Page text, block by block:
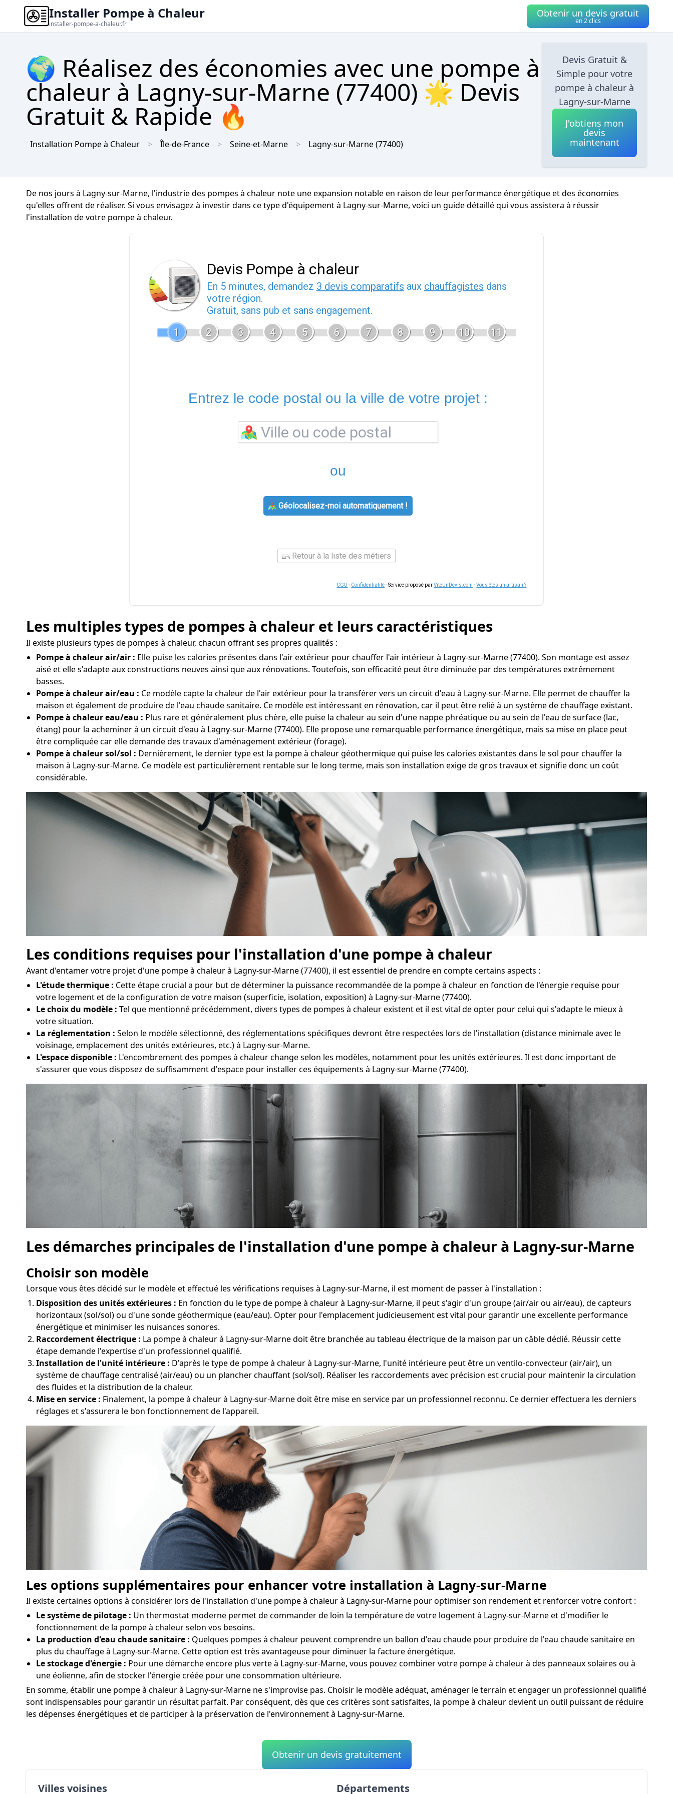
Installer Pompe à Chaleur
installer-pompe-a-chaleur.fr
Obtenir un devis gratuit
en 2 clics
🌍 Réalisez des économies avec une pompe à
chaleur à Lagny-sur-Marne (77400) 🌟 Devis
Gratuit & Rapide 🔥
Installation Pompe à Chaleur Île-de-France Seine-et-Marne Lagny-sur-Marne(77400)
Devis Gratuit &
Simple pour votre
pompe à chaleur à
Lagny-sur-Marne
J'obtiens mon
devis
maintenant
De nos jours à Lagny-sur-Marne, l'industrie des pompes à chaleur note une expansion notable en raison de leur performance énergétique et des économies
qu'elles offrent de réaliser. Si vous envisagez à investir dans ce type d'équipement à Lagny-sur-Marne, voici un guide détaillé qui vous assistera à réussir
l'installation de votre pompe à chaleur.
Devis Pompe à chaleur
En 5 minutes, demandez 3 devis comparatifs aux chauffagistes dans
votre région.
Gratuit, sans pub et sans engagement.
1
2 3 4 5 6 7 8 9 10 11
Entrez le code postal ou la ville de votre projet :
ou
Géolocalisez-moi automatiquement !
Retour à la liste des métiers
CGU - Confidentialité- Service proposé parViteUnDevis.com -Vous êtes un artisan ?
Les multiples types de pompes à chaleur et leurs caractéristiques
Il existe plusieurs types de pompes à chaleur, chacun offrant ses propres qualités :
Pompe à chaleur air/air : Elle puise les calories présentes dans l'air extérieur pour chauffer l'air intérieur à Lagny-sur-Marne (77400). Son montage est assez
aisé et elle s'adapte aux constructions neuves ainsi que aux rénovations. Toutefois, son efficacité peut être diminuée par des températures extrêmement
basses.
Pompe à chaleur air/eau : Ce modèle capte la chaleur de l'air extérieur pour la transférer vers un circuit d'eau à Lagny-sur-Marne. Elle permet de chauffer la
maison et également de produire de l'eau chaude sanitaire. Ce modèle est intéressant en rénovation, car il peut être relié à un système de chauffage existant.
Pompe à chaleur eau/eau : Plus rare et généralement plus chère, elle puise la chaleur au sein d'une nappe phréatique ou au sein de l'eau de surface (lac,
étang) pour la acheminer à un circuit d'eau à Lagny-sur-Marne (77400). Elle propose une remarquable performance énergétique, mais sa mise en place peut
être compliquée car elle demande des travaux d'aménagement extérieur (forage).
Pompe à chaleur sol/sol : Dernièrement, le dernier type est la pompe à chaleur géothermique qui puise les calories existantes dans le sol pour chauffer la
maison à Lagny-sur-Marne. Ce modèle est particulièrement rentable sur le long terme, mais son installation exige de gros travaux et signifie donc un coût
considérable.
Les conditions requises pour l'installation d'une pompe à chaleur
Avant d'entamer votre projet d'une pompe à chaleur à Lagny-sur-Marne (77400), il est essentiel de prendre en compte certains aspects :
L'étude thermique : Cette étape crucial a pour but de déterminer la puissance recommandée de la pompe à chaleur en fonction de l'énergie requise pour
votre logement et de la configuration de votre maison (superficie, isolation, exposition) à Lagny-sur-Marne (77400).
Le choix du modèle : Tel que mentionné précédemment, divers types de pompes à chaleur existent et il est vital de opter pour celui qui s'adapte le mieux à
votre situation.
La réglementation : Selon le modèle sélectionné, des réglementations spécifiques devront être respectées lors de l'installation (distance minimale avec le
voisinage, emplacement des unités extérieures, etc.) à Lagny-sur-Marne.
L'espace disponible : L'encombrement des pompes à chaleur change selon les modèles, notamment pour les unités extérieures. Il est donc important de
s'assurer que vous disposez de suffisamment d'espace pour installer ces équipements à Lagny-sur-Marne (77400).
Les démarches principales de l'installation d'une pompe à chaleur à Lagny-sur-Marne
Choisir son modèle
Lorsque vous êtes décidé sur le modèle et effectué les vérifications requises à Lagny-sur-Marne, il est moment de passer à l'installation :
Disposition des unités extérieures : En fonction du le type de pompe à chaleur à Lagny-sur-Marne, il peut s'agir d'un groupe (air/air ou air/eau), de capteurs
horizontaux (sol/sol) ou d'une sonde géothermique (eau/eau). Opter pour l'emplacement judicieusement est vital pour garantir une excellente performance
énergétique et minimiser les nuisances sonores.
Raccordement électrique : La pompe à chaleur à Lagny-sur-Marne doit être branchée au tableau électrique de la maison par un câble dédié. Réussir cette
étape demande l'expertise d'un professionnel qualifié.
Installation de l'unité intérieure : D'après le type de pompe à chaleur à Lagny-sur-Marne, l'unité intérieure peut être un ventilo-convecteur (air/air), un
système de chauffage centralisé (air/eau) ou un plancher chauffant (sol/sol). Réaliser les raccordements avec précision est crucial pour maintenir la circulation
des fluides et la distribution de la chaleur.
Mise en service : Finalement, la pompe à chaleur à Lagny-sur-Marne doit être mise en service par un professionnel reconnu. Ce dernier effectuera les derniers
réglages et s'assurera le bon fonctionnement de l'appareil.
Les options supplémentaires pour enhancer votre installation à Lagny-sur-Marne
Il existe certaines options à considérer lors de l'installation d'une pompe à chaleur à Lagny-sur-Marne pour optimiser son rendement et renforcer votre confort :
Le système de pilotage : Un thermostat moderne permet de commander de loin la température de votre logement à Lagny-sur-Marne et d'modifier le
fonctionnement de la pompe à chaleur selon vos besoins.
La production d'eau chaude sanitaire : Quelques pompes à chaleur peuvent comprendre un ballon d'eau chaude pour produire de l'eau chaude sanitaire en
plus du chauffage à Lagny-sur-Marne. Cette option est très avantageuse pour diminuer la facture énergétique.
Le stockage d'énergie : Pour une démarche encore plus verte à Lagny-sur-Marne, vous pouvez combiner votre pompe à chaleur à des panneaux solaires ou à
une éolienne, afin de stocker l'énergie créée pour une consommation ultérieure.
En somme, établir une pompe à chaleur à Lagny-sur-Marne ne s'improvise pas. Choisir le modèle adéquat, aménager le terrain et engager un professionnel qualifié
sont indispensables pour garantir un résultat parfait. Par conséquent, dès que ces critères sont satisfaites, la pompe à chaleur devient un outil puissant de réduire
les dépenses énergétiques et de participer à la préservation de l'environnement à Lagny-sur-Marne.
Obtenir un devis gratuitement
Villes voisines Départements